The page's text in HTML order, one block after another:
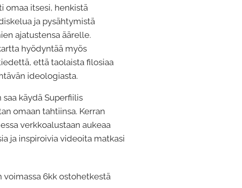
omaa itsesi, henkistä
ja pysähtymistä
ajatustensa äärelle.
hyödyntää myös
että taolaista filosiaa
ideologiasta.
saa käydä Superfiilis
omaan tahtiinsa. Kerran
verkkoalustaan aukeaa
ja inspiroivia videoita matkasi
voimassa 6kk ostohetkestä